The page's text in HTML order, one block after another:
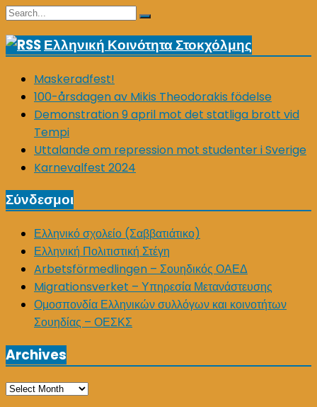
Search
Search
Ελληνική Κοινότητα Στοκχόλμης
Maskeradfest!
100-årsdagen av Mikis Theodorakis födelse
Demonstration 9 april mot det statliga brott vid
Tempi
Uttalande om repression mot studenter i Sverige
Karnevalfest 2024
Σύνδεσμοι
Ελληνικό σχολείο (Σαββατιάτικο)
Ελληνική Πολιτιστική Στέγη
Arbetsförmedlingen – Σουηδικός ΟΑΕΔ
Migrationsverket – Υπηρεσία Μετανάστευσης
Ομοσπονδία Ελληνικών συλλόγων και κοινοτήτων
Σουηδίας – ΟΕΣΚΣ
Archives
Archives